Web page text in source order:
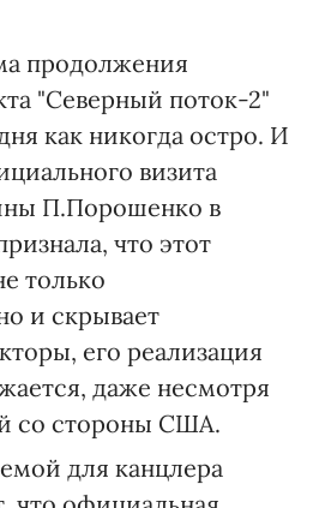
продолжения
"Северный поток-2"
как никогда остро. И
визита
П.Порошенко в
что этот
только
и скрывает
его реализация
даже несмотря
со стороны США.
для канцлера